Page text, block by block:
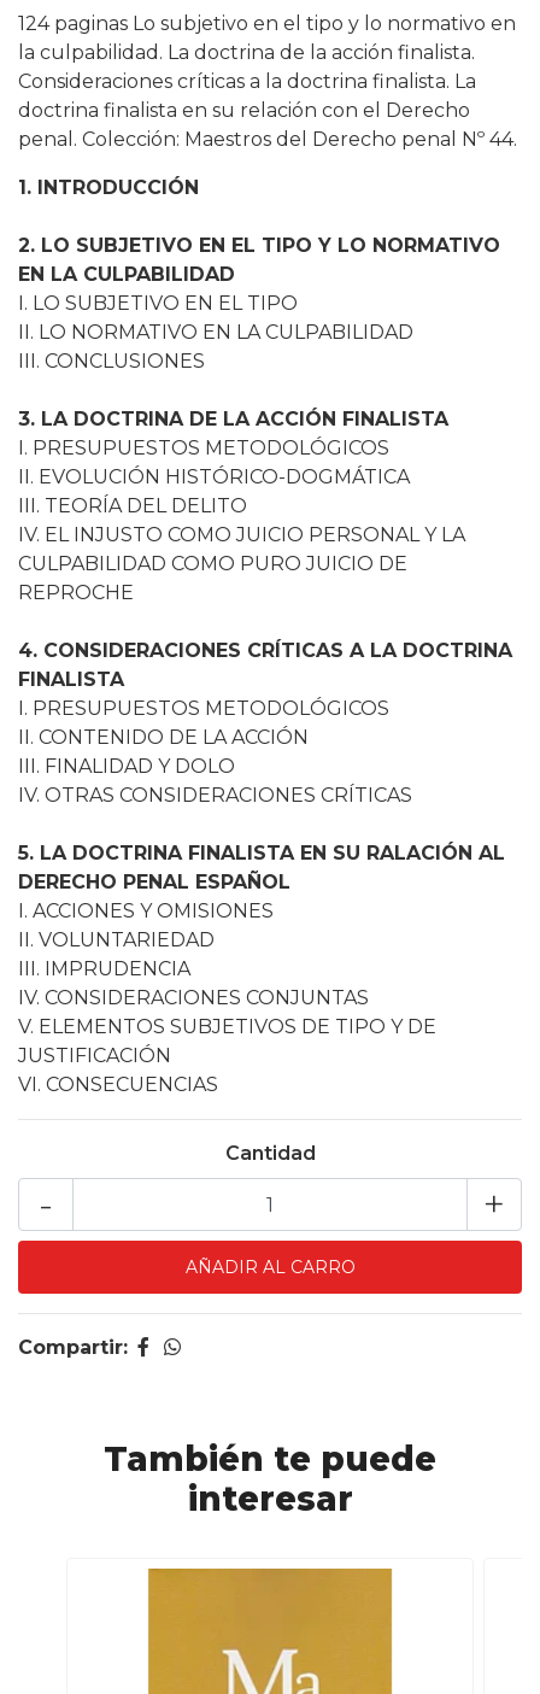
124 paginas Lo subjetivo en el tipo y lo normativo en
la culpabilidad. La doctrina de la acción finalista.
Consideraciones críticas a la doctrina finalista. La
doctrina finalista en su relación con el Derecho
penal. Colección: Maestros del Derecho penal Nº 44.
1. INTRODUCCIÓN
2. LO SUBJETIVO EN EL TIPO Y LO NORMATIVO
EN LA CULPABILIDAD
I. LO SUBJETIVO EN EL TIPO
II. LO NORMATIVO EN LA CULPABILIDAD
III. CONCLUSIONES
3. LA DOCTRINA DE LA ACCIÓN FINALISTA
I. PRESUPUESTOS METODOLÓGICOS
II. EVOLUCIÓN HISTÓRICO-DOGMÁTICA
III. TEORÍA DEL DELITO
IV. EL INJUSTO COMO JUICIO PERSONAL Y LA
CULPABILIDAD COMO PURO JUICIO DE
REPROCHE
4. CONSIDERACIONES CRÍTICAS A LA DOCTRINA
FINALISTA
I. PRESUPUESTOS METODOLÓGICOS
II. CONTENIDO DE LA ACCIÓN
III. FINALIDAD Y DOLO
IV. OTRAS CONSIDERACIONES CRÍTICAS
5. LA DOCTRINA FINALISTA EN SU RALACIÓN AL
DERECHO PENAL ESPAÑOL
I. ACCIONES Y OMISIONES
II. VOLUNTARIEDAD
III. IMPRUDENCIA
IV. CONSIDERACIONES CONJUNTAS
V. ELEMENTOS SUBJETIVOS DE TIPO Y DE
JUSTIFICACIÓN
VI. CONSECUENCIAS
Cantidad
+
-
Compartir:
También te puede
interesar